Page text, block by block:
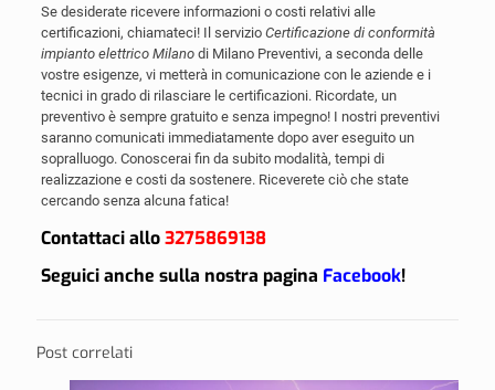
Se desiderate ricevere informazioni o costi relativi alle
certificazioni, chiamateci! Il servizio Certificazione di conformità
impianto elettrico Milanodi Milano Preventivi, a seconda delle
vostre esigenze, vi metterà in comunicazione con le aziende e i
tecnici in grado di rilasciare le certificazioni. Ricordate, un
preventivo è sempre gratuito e senza impegno! I nostri preventivi
saranno comunicati immediatamente dopo aver eseguito un
sopralluogo. Conoscerai fin da subito modalità, tempi di
realizzazione e costi da sostenere. Riceverete ciò che state
cercando senza alcuna fatica!
Contattaci allo3275869138
Seguici anche sulla nostra pagina Facebook!
Post correlati